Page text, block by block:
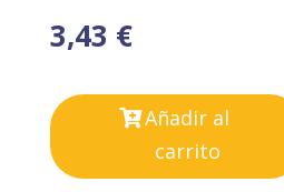
3,43 €
Añadir al
carrito